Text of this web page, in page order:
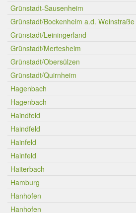
Grünstadt-Sausenheim
Grünstadt/Bockenheim a.d. Weinstraße
Grünstadt/Leiningerland
Grünstadt/Mertesheim
Grünstadt/Obersülzen
Grünstadt/Quirnheim
Hagenbach
Hagenbach
Haindfeld
Haindfeld
Hainfeld
Hainfeld
Haiterbach
Hamburg
Hanhofen
Hanhofen